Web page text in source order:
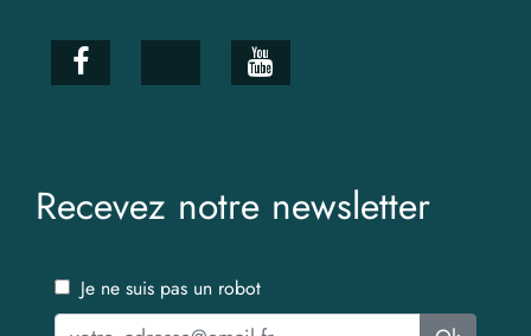
Recevez notre newsletter
Je ne suis pas un robot